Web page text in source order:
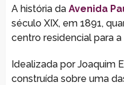
A história da Avenida
século XIX, em 1891,
centro residencial para
Idealizada por Joaquim
construída sobre uma